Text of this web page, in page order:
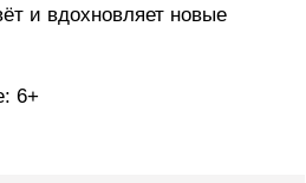
и вдохновляет новые
6+